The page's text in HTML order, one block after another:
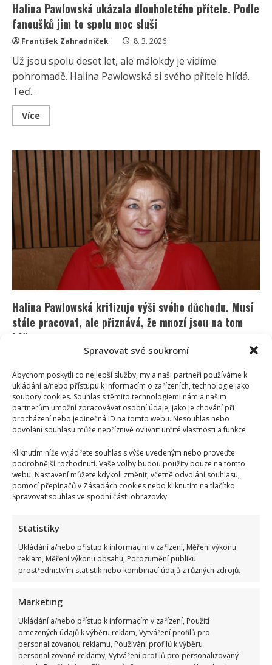
Spravovat své soukromí
Abychom poskytli co nejlepší služby, my a naši partneři používáme k
ukládání a/nebo přístupu k informacím o zařízeních, technologie jako
soubory cookies. Souhlas s těmito technologiemi nám a našim
partnerům umožní zpracovávat osobní údaje, jako je chování při
procházení nebo jedinečná ID na tomto webu. Nesouhlas nebo
odvolání souhlasu může nepříznivě ovlivnit určité vlastnosti a funkce.
Kliknutím níže vyjádřete souhlas s výše uvedeným nebo proveďte
podrobnější rozhodnutí. Vaše volby budou použity pouze na tomto
webu. Nastavení můžete kdykoli změnit, včetně odvolání souhlasu,
pomocí přepínačů v Zásadách cookies nebo kliknutím na tlačítko
Spravovat souhlas ve spodní části obrazovky.
Statistiky
Ukládání a/nebo přístup k informacím v zařízení, Měření výkonu
reklam, Měření výkonu obsahu, Porozumění publiku
prostřednictvím statistik nebo kombinací údajů z různých zdrojů.
Marketing
Ukládání a/nebo přístup k informacím v zařízení, Použití
omezených údajů k výběru reklam, Vytváření profilů pro
personalizovanou reklamu, Používání profilů k výběru
personalizované reklamy, Vytváření profilů pro personalizovaný
Halina Pawlowská ukázala dlouholetého přítele. Podle
fanoušků jim to spolu moc sluší
František Zahradníček 8. 3. 2026
Už jsou spolu deset let, ale málokdy je vidíme
pohromadě. Halina Pawlowská si svého přítele hlídá.
Teď...
Více
more
Pawlowská
ukázala
dlouholetého
přítele.
Podle
fanoušků
jim
to
spolu
moc
sluší
Halina Pawlowská kritizuje výši svého důchodu. Musí
stále pracovat, ale přiznává, že mnozí jsou na tom
hůře
Iveta Kohoutová 12. 1. 2026
Halina Pawlowská se rozhodně konverzacím týkajícím
se důchodového systému nebrání. Ba naopak,
kritizuje jak jeho, tak i...
VíceRead
Halina
Pawlowská
kritizuje
výši
svého
důchodu.
ale
že
mnozí
jsou
na
Halina Pawlowská je stále štíhlejší a štíhlejší: Kvůli
nové fotografii se fanoušci bojí, že hladoví
Iveta Kohoutová 30. 11. 2025
V nedávných dnech oblíbená moderátorka a